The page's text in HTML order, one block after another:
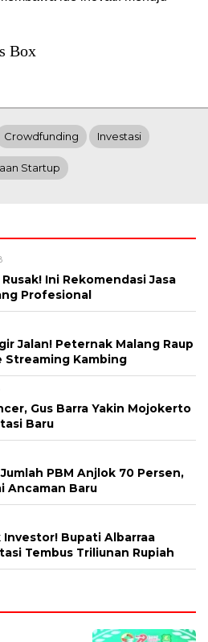
Box
Crowdfunding Investasi
Startup
Ini Rekomendasi Jasa
Profesional
Jalan! Peternak Malang Raup
Streaming Kambing
Gus Barra Yakin Mojokerto
Baru
PBM Anjlok 70 Persen,
Ancaman Baru
Bupati Albarraa
Tembus Triliunan Rupiah